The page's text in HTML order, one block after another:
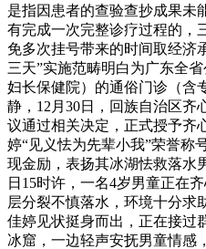
是指因患者的查验查抄成果未
有完成一次完整诊疗过程的，
免多次挂号带来的时间取经济
三天”实施范畴明白为广东全
妇长保健院）的通俗门诊（含
静，12月30日，回族自治区齐
议通过相关决定，正式授予齐
婷“见义怯为先辈小我”荣誉称
现金励，表扬其冰湖怯救落水
日15时许，一名4岁男童正在
层分裂不慎落水，环境十分求
佳婷见状挺身而出，正在接过
冰窟，一边轻声安抚男童情感